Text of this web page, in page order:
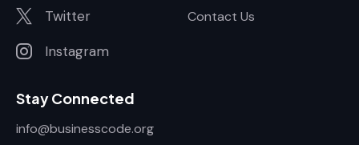
Twitter
Instagram
Contact Us
Stay Connected
info@businesscode.org